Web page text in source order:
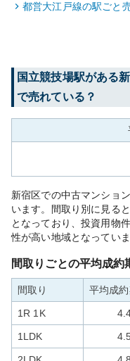
都営大江戸線の駅ごと
国立競技場駅がある
で売れている？
新宿区での中古マンショ
います。間取り別に見る
となっており、投資用物
性が高い地域となっていま
間取りごとの平均成約
間取り 平均成
1R 1K
1LDK